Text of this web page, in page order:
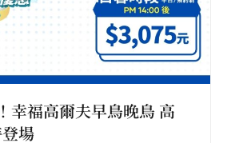
幸福高爾夫早鳥晚鳥 高
場